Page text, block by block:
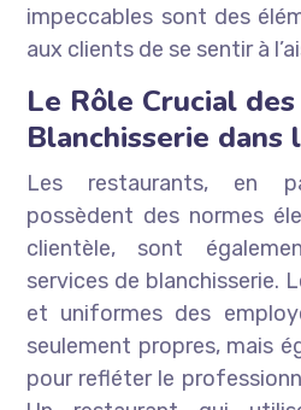
impeccables sont des
aux clients de se sentir à
Le Rôle Crucial
Blanchisserie dans
Les restaurants, en
possèdent des normes
clientèle, sont
services de blanchisserie.
et uniformes des
seulement propres, mais
pour refléter le